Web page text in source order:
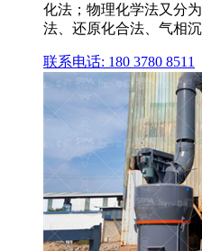
化法；物理化学法又分
法、还原化合法、气相
联系电话: 180 3780 8511